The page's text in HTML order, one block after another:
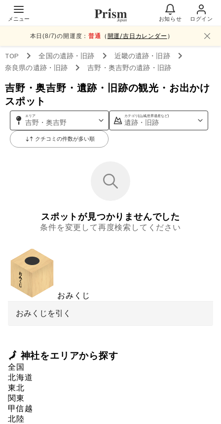
メニュー お知らせ ログイン
本日(8/7)の開運度：普通 （ 開運/吉日カレンダー ）
TOP 全国の遺跡・旧跡 近畿の遺跡・旧跡
奈良県の遺跡・旧跡 吉野・奥吉野の遺跡・旧跡
吉野・奥吉野・遺跡・旧跡の観光・お出かけ
スポット
エリア
吉野・奥吉野
カテゴリ(山,城,世界遺産など)
遺跡・旧跡
クチコミの件数が多い順
スポットが見つかりませんでした
条件を変更して再度検索してください
おみくじ
おみくじを引く
🗾 神社をエリアから探す
全国
北海道
東北
関東
甲信越
北陸